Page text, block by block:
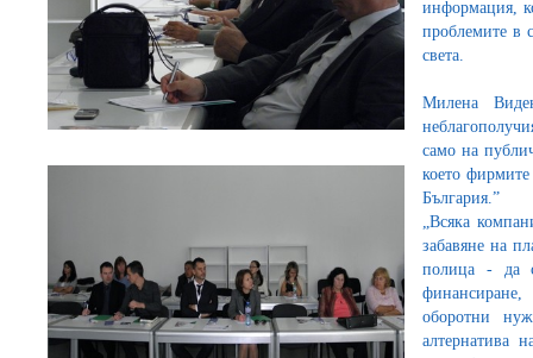
информация,
проблемите в
света.
Милена
само на
което
България.”
„Всяка
забавяне на
полица - да
оборотни
алтернатива